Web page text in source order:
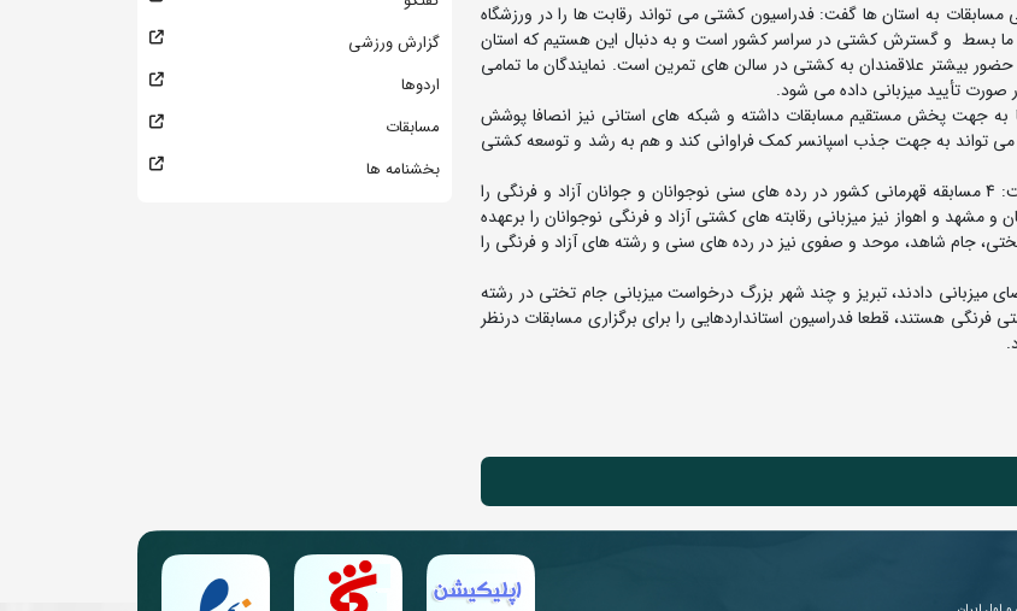
به استان ها گفت: فدراسیون کشتی می تواند رقابت ها را در ورزشگاه
هدف ما بسط و گسترش کشتی در سراسر کشور است و به دنبال این هستیم که استان
حضور بیشتر علاقمندان به کشتی در سالن های تمرین است. نمایندگان ما تمامی
صورت تأیید میزبانی داده می شود.
به جهت پخش مستقیم مسابقات داشته و شبکه های استانی نیز انصافا پوشش
تواند به جهت جذب اسپانسر کمک فراوانی کند و هم به رشد و توسعه کشتی
رئیس سازمان لیگ و مسابقات فدراسیون در مورد برنامه های آتی گفت: 4 مسابقه قهرمانی کشور در رده های سنی نوجوانان و جوانان آزاد و فرنگی را
مشهد و اهواز نیز میزبانی رقابته های کشتی آزاد و فرنگی نوجوانان را برعهده
جام شاهد، موحد و صفوی نیز در رده های سنی و رشته های آزاد و فرنگی را
میزبانی دادند، تبریز و چند شهر بزرگ درخواست میزبانی جام تختی در رشته
فرنگی هستند، قطعا فدراسیون استانداردهایی را برای برگزاری مسابقات درنظر
گزارش ورزشی
اردوها
مسابقات
بخشنامه ها